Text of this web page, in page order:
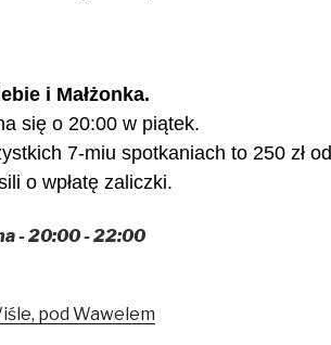
i Małżonka.
się o 20:00 w piątek.
7-miu spotkaniach to 250 zł od
o wpłatę zaliczki.
- 20:00 - 22:00
pod Wawelem